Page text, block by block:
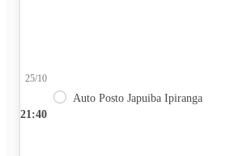
21:40
25/10
Auto Posto Japuiba Ipiranga